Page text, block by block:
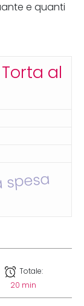
e quanti
al
Totale:
20 min